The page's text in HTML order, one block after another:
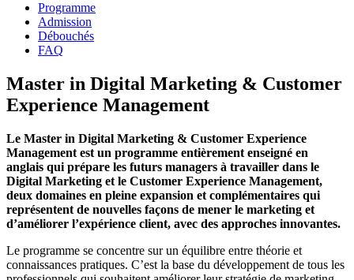
Programme
Admission
Débouchés
FAQ
Master in Digital Marketing & Customer
Experience Management
Le Master in Digital Marketing & Customer Experience
Management est un programme entièrement enseigné en
anglais qui prépare les futurs managers à travailler dans le
Digital Marketing et le Customer Experience Management,
deux domaines en pleine expansion et complémentaires qui
représentent de nouvelles façons de mener le marketing et
d’améliorer l’expérience client, avec des approches innovantes.
Le programme se concentre sur un équilibre entre théorie et
connaissances pratiques. C’est la base du développement de tous les